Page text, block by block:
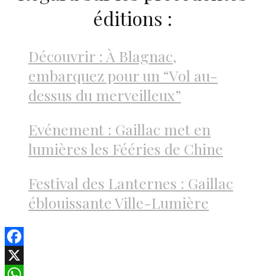
éditions :
Découvrir : À Blagnac,
embarquez pour un “Vol au-
dessus du merveilleux”
Evénement : Gaillac met en
lumières les Fééries de Chine
Festival des Lanternes : Gaillac
éblouissante Ville-Lumière
Facebook